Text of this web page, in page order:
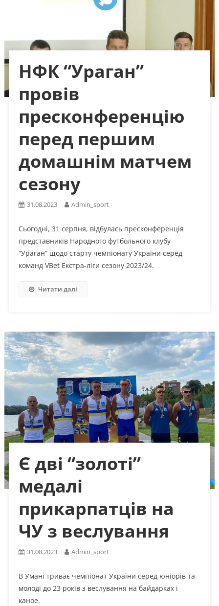
НФК “Ураган”
провів
пресконференцію
перед першим
домашнім матчем
сезону
31.08.2023 Admin_sport
Сьогодні, 31 серпня, відбулась пресконференція
представників Народного футбольного клубу
“Ураган” щодо старту чемпіонату України серед
команд VBet Екстра-ліги сезону 2023/24.
Читати далі
Є дві “золоті”
медалі
прикарпатців на
ЧУ з веслування
31.08.2023 Admin_sport
В Умані триває чемпіонат України серед юніорів та
молоді до 23 років з веслування на байдарках і
каное.